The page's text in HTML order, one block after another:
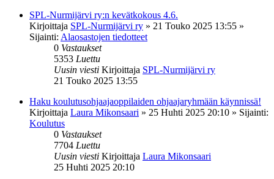
SPL-Nurmijärvi ry:n kevätkokous 4.6.
Kirjoittaja SPL-Nurmijärvi ry » 21 Touko 2025 13:55 »
Sijainti: Alaosastojen tiedotteet
0 Vastaukset
5353 Luettu
Uusin viesti Kirjoittaja SPL-Nurmijärvi ry
21 Touko 2025 13:55
Haku koulutusohjaajaoppilaiden ohjaajaryhmään käynnissä!
Kirjoittaja Laura Mikonsaari » 25 Huhti 2025 20:10 » Sijainti:
Koulutus
0 Vastaukset
7704 Luettu
Uusin viesti Kirjoittaja Laura Mikonsaari
25 Huhti 2025 20:10